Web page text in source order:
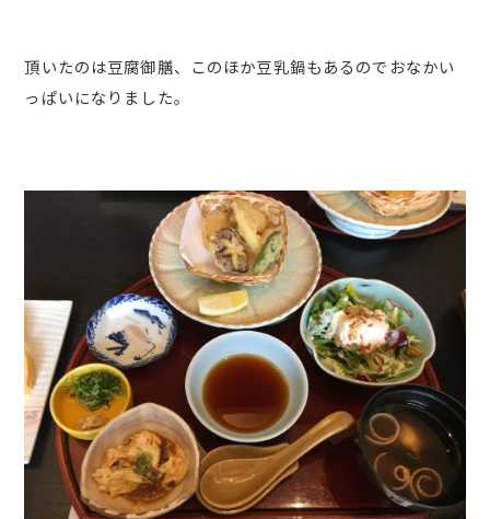
頂いたのは豆腐御膳、このほか豆乳鍋もあるのでおなかい
っぱいになりました。